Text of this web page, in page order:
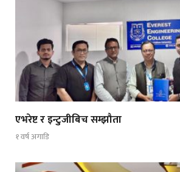
एभरेष्ट र इन्टुजीबिच सम्झौता
१ वर्ष अगाडि